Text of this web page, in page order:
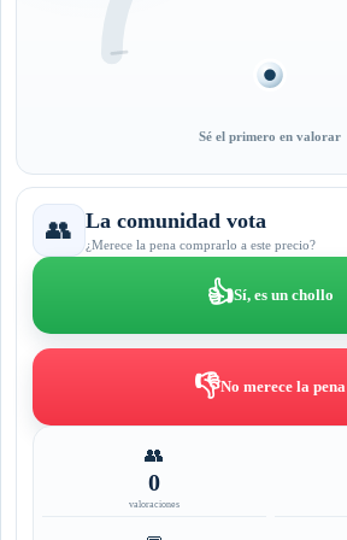
Sé el primero en valorar
👥 La comunidad vota
¿Merece la pena comprarlo a este precio?
👍Sí, es un chollo
👎No merece la pena
👥
0
valoraciones